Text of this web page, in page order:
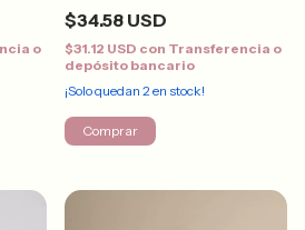
o
$34.58 USD
$31.12 USD con Transferencia o
depósito bancario
¡Solo quedan 2en stock!
Comprar